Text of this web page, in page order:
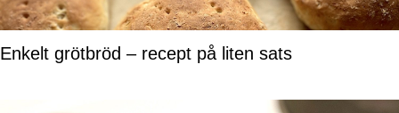
Enkelt grötbröd – recept på liten sats